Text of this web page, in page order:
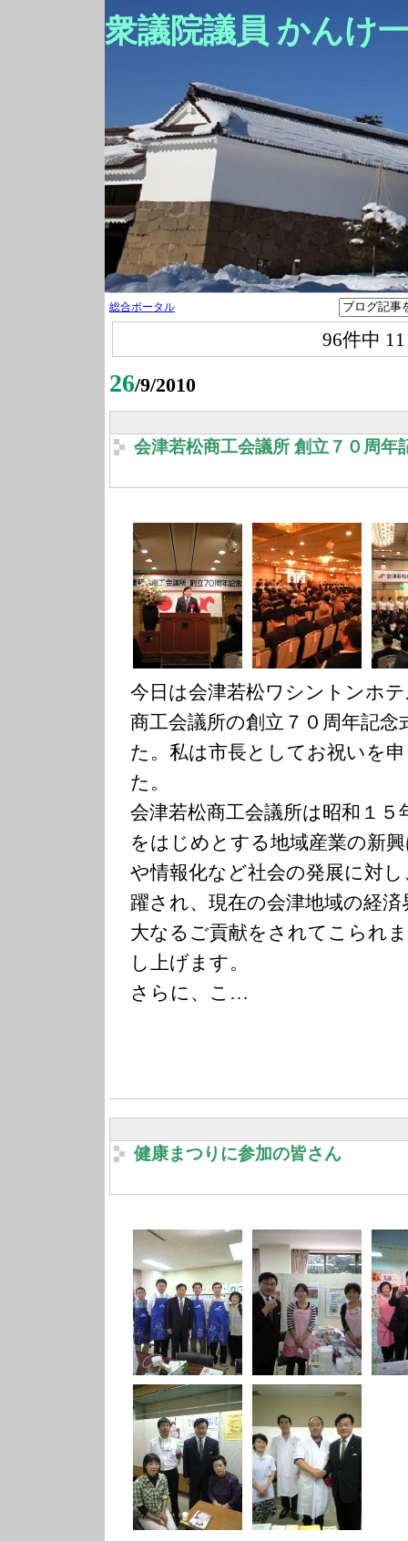
衆議院議員 かんけ
総合ポータル
96件中
26/9/2010
会津若松商工会議所 創立７０周年
今日は会津若松ワシントンホ
商工会議所の創立７０周年記
た。私は市長としてお祝いを
た。
会津若松商工会議所は昭和１５
をはじめとする地域産業の新
や情報化など社会の発展に対
躍され、現在の会津地域の経
大なるご貢献をされてこられ
し上げます。
さらに、こ…
健康まつりに参加の皆さん